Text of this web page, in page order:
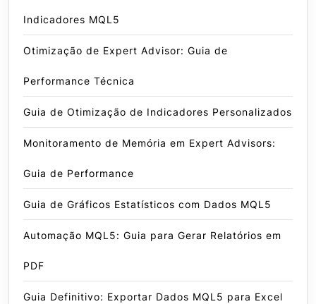
Indicadores MQL5
Otimização de Expert Advisor: Guia de
Performance Técnica
Guia de Otimização de Indicadores Personalizados
Monitoramento de Memória em Expert Advisors:
Guia de Performance
Guia de Gráficos Estatísticos com Dados MQL5
Automação MQL5: Guia para Gerar Relatórios em
PDF
Guia Definitivo: Exportar Dados MQL5 para Excel